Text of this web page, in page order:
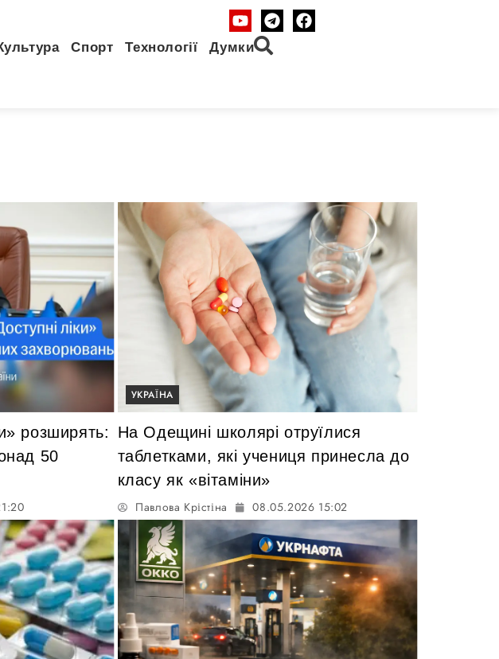
Спорт Технології Думки
розширять:
50
УКРАЇНА
На Одещині школярі отруїлися
таблетками, які учениця принесла до
класу як «вітаміни»
Павлова Крістіна 08.05.2026 15:02